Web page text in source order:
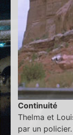
Continuité
Thelma et
par un